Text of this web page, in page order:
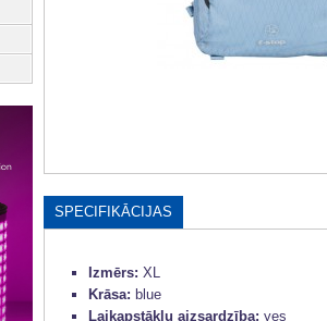
SPECIFIKĀCIJAS
Izmērs: XL
Krāsa: blue
Laikapstākļu aizsardzība: yes